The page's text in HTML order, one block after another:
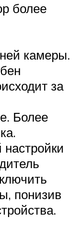
более
камеры.
за
Более
понизив